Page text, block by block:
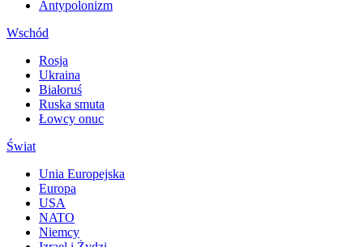
Antypolonizm
Wschód
Rosja
Ukraina
Białoruś
Ruska smuta
Łowcy onuc
Świat
Unia Europejska
Europa
USA
NATO
Niemcy